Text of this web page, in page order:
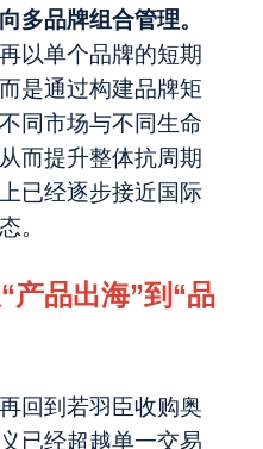
多品牌组合管理。
以单个品牌的短期
是通过构建品牌矩
同市场与不同生命
而提升整体抗周期
已经逐步接近国际
。
产品出海”到“品
回到若羽臣收购奥
已经超越单一交易